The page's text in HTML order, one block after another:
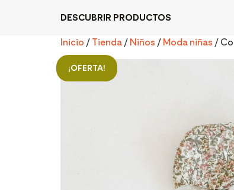
DESCUBRIR PRODUCTOS
Inicio / Tienda / Niños / Moda niñas /
¡OFERTA!